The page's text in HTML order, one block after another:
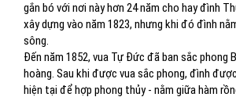
gắn bó với nơi này hơn 24 năm cho hay đình
xây dựng vào năm 1823, nhưng khi đó đình
sông.
Đến năm 1852, vua Tự Đức đã ban sắc phong
hoàng. Sau khi được vua sắc phong, đình
hiện tại để hợp phong thủy - nằm giữa hàm